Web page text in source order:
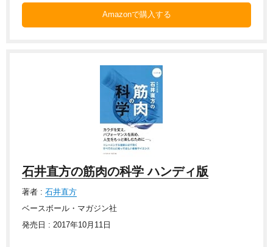
Amazonで購入する
石井直方の筋肉の科学 ハンディ版
著者 : 石井直方
ベースボール・マガジン社
発売日 : 2017年10月11日